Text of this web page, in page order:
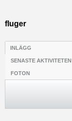
fluger
INLÄGG
SENASTE AKTIVITETEN
FOTON